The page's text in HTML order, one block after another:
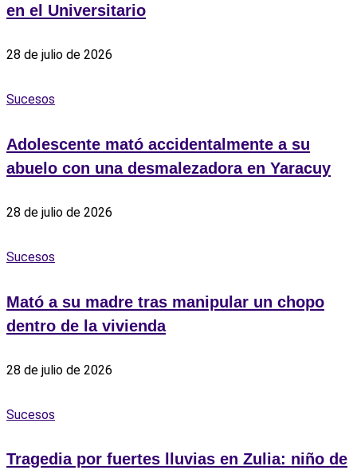
en el Universitario
28 de julio de 2026
Sucesos
Adolescente mató accidentalmente a su
abuelo con una desmalezadora en Yaracuy
28 de julio de 2026
Sucesos
Mató a su madre tras manipular un chopo
dentro de la vivienda
28 de julio de 2026
Sucesos
Tragedia por fuertes lluvias en Zulia: niño de